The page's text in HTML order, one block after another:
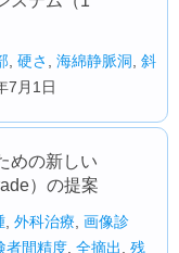
硬さ 海綿静脈洞 斜
7月1日
めの新しい
）の提案
外科治療 画像診
者間精度 全摘出
残